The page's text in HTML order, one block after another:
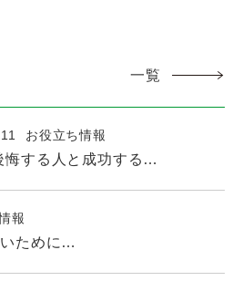
お役立ち情報
婚活で後悔する人と成功する人の決定的な違いは“ライフデザイン”にある
報
成婚退会後に困らないために｜独身の今から始めるお金の準備
一覧